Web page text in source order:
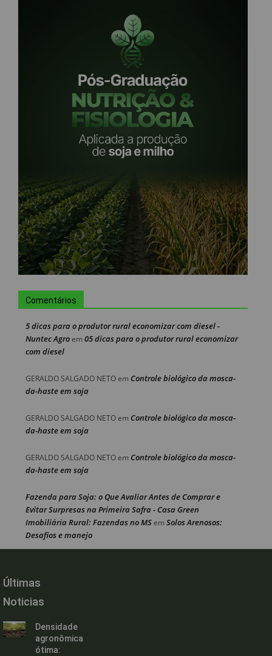
Comentários
5 dicas para o produtor rural economizar com diesel -
Nuntec Agroem 05 dicas para o produtor rural economizar
com diesel
GERALDO SALGADO NETOem Controle biológico da mosca-
da-haste em soja
GERALDO SALGADO NETOem Controle biológico da mosca-
da-haste em soja
GERALDO SALGADO NETOem Controle biológico da mosca-
da-haste em soja
Fazenda para Soja: o Que Avaliar Antes de Comprar e
Evitar Surpresas na Primeira Safra - Casa Green
Imobiliária Rural: Fazendas no MSem Solos Arenosos:
Desafios e manejo
Últimas
Noticias
Densidade
agronômica
ótima: